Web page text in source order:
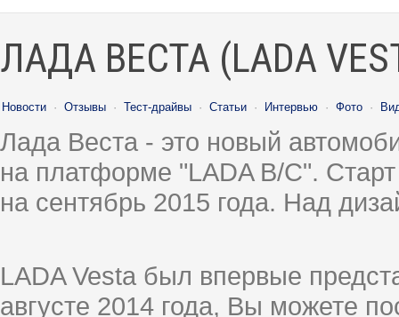
ЛАДА ВЕСТА (LADA
Новости · Отзывы · Тест-драйвы · Статьи · Интервью · Фото ·
Лада Веста - это новый
на платформе "LADA B/C".
на сентябрь 2015 года. Над
LADA Vesta был впервые
августе 2014 года, Вы можете